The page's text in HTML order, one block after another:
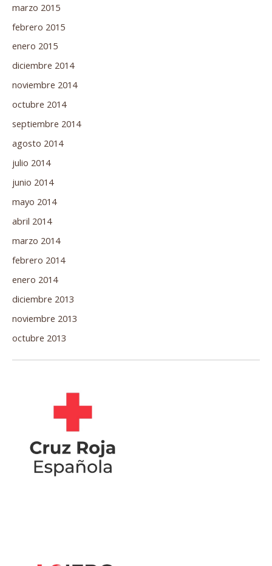
marzo 2015
febrero 2015
enero 2015
diciembre 2014
noviembre 2014
octubre 2014
septiembre 2014
agosto 2014
julio 2014
junio 2014
mayo 2014
abril 2014
marzo 2014
febrero 2014
enero 2014
diciembre 2013
noviembre 2013
octubre 2013